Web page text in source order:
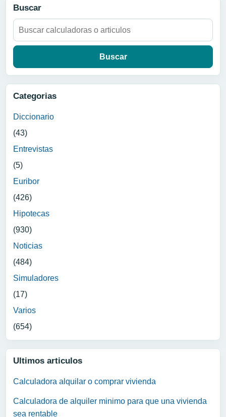
Buscar
Buscar:
Categorias
Diccionario
(43)
Entrevistas
(5)
Euribor
(426)
Hipotecas
(930)
Noticias
(484)
Simuladores
(17)
Varios
(654)
Ultimos articulos
Calculadora alquilar o comprar vivienda
Calculadora de alquiler minimo para que una vivienda
sea rentable